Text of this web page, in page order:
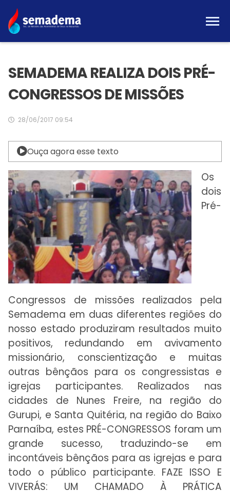
SEMADEMA REALIZA DOIS PRÉ-
CONGRESSOS DE MISSÕES
28/06/2017 09:54
Ouça agora esse texto
Os
dois
Pré-
Congressos de missões realizados pela
Semadema em duas diferentes regiões do
nosso estado produziram resultados muito
positivos, redundando em avivamento
missionário, conscientização e muitas
outras bênçãos para os congressistas e
igrejas participantes. Realizados nas
cidades de Nunes Freire, na região do
Gurupi, e Santa Quitéria, na região do Baixo
Parnaíba, estes PRÉ-CONGRESSOS foram um
grande sucesso, traduzindo-se em
incontáveis bênçãos para as igrejas e para
todo o público participante. FAZE ISSO E
VIVERÁS: UM CHAMADO À PRÁTICA